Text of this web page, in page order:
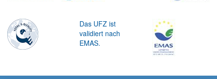
Das UFZ ist
validiert nach
EMAS.